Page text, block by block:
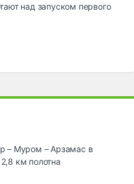
над запуском первого
– Муром – Арзамас в
км полотна